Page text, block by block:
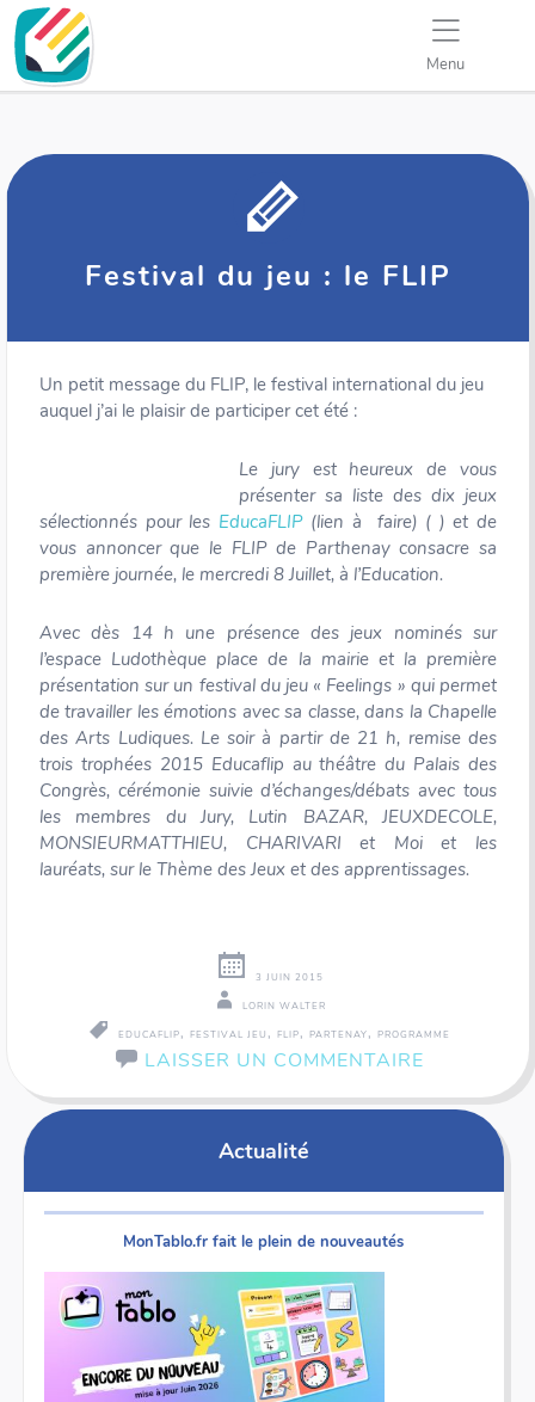
Menu
Festival du jeu : le FLIP
Un petit message du FLIP, le festival international du jeu
auquel j’ai le plaisir de participer cet été :
Le jury est heureux de vous
présenter sa liste des dix jeux
sélectionnés pour les EducaFLIP(lien à faire) ( ) et de
vous annoncer que le FLIP de Parthenay consacre sa
première journée, le mercredi 8 Juillet, à l’Education.
Avec dès 14 h une présence des jeux nominés sur
l’espace Ludothèque place de la mairie et la première
présentation sur un festival du jeu « Feelings » qui permet
de travailler les émotions avec sa classe, dans la Chapelle
des Arts Ludiques. Le soir à partir de 21 h, remise des
trois trophées 2015 Educaflip au théâtre du Palais des
Congrès, cérémonie suivie d’échanges/débats avec tous
les membres du Jury, Lutin BAZAR, JEUXDECOLE,
MONSIEURMATTHIEU, CHARIVARI et Moi et les
lauréats, sur le Thème des Jeux et des apprentissages.
3 JUIN 2015
LORIN WALTER
EDUCAFLIP, FESTIVAL JEU , FLIP, PARTENAY, PROGRAMME
LAISSER UN COMMENTAIRE
Actualité
MonTablo.fr fait le plein de nouveautés